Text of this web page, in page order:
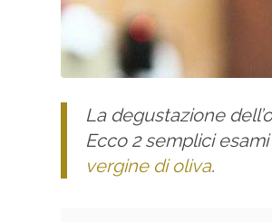
La degustazione
Ecco 2 semplici
vergine di oliva.